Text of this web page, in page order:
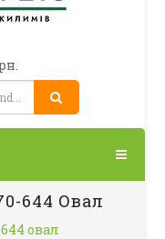
644 Овал
овал